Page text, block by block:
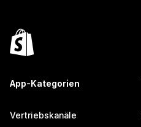
App-Kategorien
Vertriebskanäle